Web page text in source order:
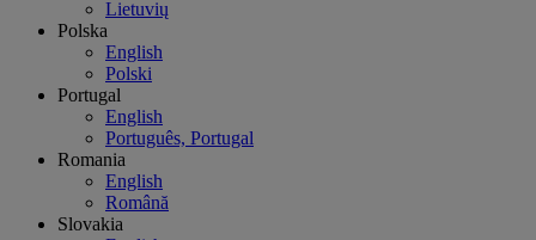
Lietuvių
Polska
English
Polski
Portugal
English
Português, Portugal
Romania
English
Română
Slovakia